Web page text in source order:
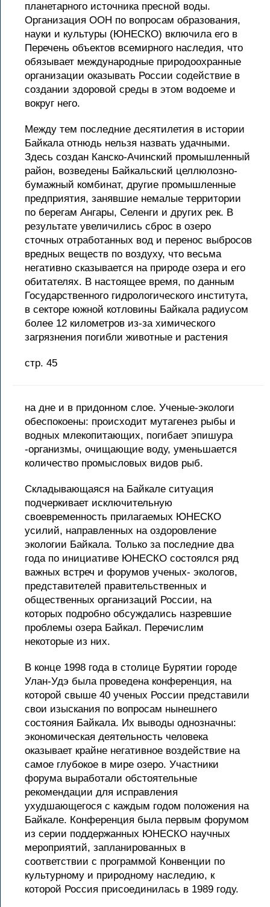
планетарного источника пресной воды.
Организация ООН по вопросам образования,
науки и культуры (ЮНЕСКО) включила его в
Перечень объектов всемирного наследия, что
обязывает международные природоохранные
организации оказывать России содействие в
создании здоровой среды в этом водоеме и
вокруг него.
Между тем последние десятилетия в истории
Байкала отнюдь нельзя назвать удачными.
Здесь создан Канско-Ачинский промышленный
район, возведены Байкальский целлюлозно-
бумажный комбинат, другие промышленные
предприятия, занявшие немалые территории
по берегам Ангары, Селенги и других рек. В
результате увеличились сброс в озеро
сточных отработанных вод и перенос выбросов
вредных веществ по воздуху, что весьма
негативно сказывается на природе озера и его
обитателях. В настоящее время, по данным
Государственного гидрологического института,
в секторе южной котловины Байкала радиусом
более 12 километров из-за химического
загрязнения погибли животные и растения
стр. 45
на дне и в придонном слое. Ученые-экологи
обеспокоены: происходит мутагенез рыбы и
водных млекопитающих, погибает эпишура
-организмы, очищающие воду, уменьшается
количество промысловых видов рыб.
Складывающаяся на Байкале ситуация
подчеркивает исключительную
своевременность прилагаемых ЮНЕСКО
усилий, направленных на оздоровление
экологии Байкала. Только за последние два
года по инициативе ЮНЕСКО состоялся ряд
важных встреч и форумов ученых- экологов,
представителей правительственных и
общественных организаций России, на
которых подробно обсуждались назревшие
проблемы озера Байкал. Перечислим
некоторые из них.
В конце 1998 года в столице Бурятии городе
Улан-Удэ была проведена конференция, на
которой свыше 40 ученых России представили
свои изыскания по вопросам нынешнего
состояния Байкала. Их выводы однозначны:
экономическая деятельность человека
оказывает крайне негативное воздействие на
самое глубокое в мире озеро. Участники
форума выработали обстоятельные
рекомендации для исправления
ухудшающегося с каждым годом положения на
Байкале. Конференция была первым форумом
из серии поддержанных ЮНЕСКО научных
мероприятий, запланированных в
соответствии с программой Конвенции по
культурному и природному наследию, к
которой Россия присоединилась в 1989 году.